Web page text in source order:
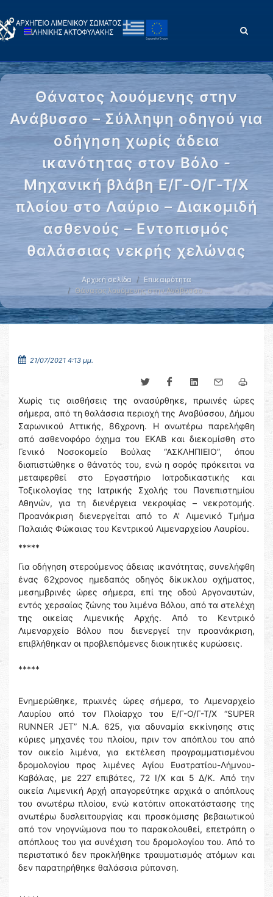
Θάνατος λουόμενης στην
Ανάβυσσο – Σύλληψη οδηγού για
οδήγηση χωρίς άδεια
ικανότητας στον Βόλο -
Μηχανική βλάβη Ε/Γ-Ο/Γ-Τ/Χ
πλοίου στο Λαύριο – Διακομιδή
ασθενούς – Εντοπισμός
θαλάσσιας νεκρής χελώνας
Αρχική σελίδα
Επικαιρότητα
Θάνατος λουόμενης στην Ανάβυσσο …
21/07/2021 4:13 μμ.
Χωρίς τις αισθήσεις της ανασύρθηκε, πρωινές ώρες
σήμερα, από τη θαλάσσια περιοχή της Αναβύσσου, Δήμου
Σαρωνικού Αττικής, 86χρονη. Η ανωτέρω παρελήφθη
από ασθενοφόρο όχημα του ΕΚΑΒ και διεκομίσθη στο
Γενικό Νοσοκομείο Βούλας “ΑΣΚΛΗΠΙΕΙΟ”, όπου
διαπιστώθηκε ο θάνατός του, ενώ η σορός πρόκειται να
μεταφερθεί στο Εργαστήριο Ιατροδικαστικής και
Τοξικολογίας της Ιατρικής Σχολής του Πανεπιστημίου
Αθηνών, για τη διενέργεια νεκροψίας – νεκροτομής.
Προανάκριση διενεργείται από το Α' Λιμενικό Τμήμα
Παλαιάς Φώκαιας του Κεντρικού Λιμεναρχείου Λαυρίου.
*****
Για οδήγηση στερούμενος άδειας ικανότητας, συνελήφθη
ένας 62χρονος ημεδαπός οδηγός δίκυκλου οχήματος,
μεσημβρινές ώρες σήμερα, επί της οδού Αργοναυτών,
εντός χερσαίας ζώνης του λιμένα Βόλου, από τα στελέχη
της οικείας Λιμενικής Αρχής. Από το Κεντρικό
Λιμεναρχείο Βόλου που διενεργεί την προανάκριση,
επιβλήθηκαν οι προβλεπόμενες διοικητικές κυρώσεις.
*****
Ενημερώθηκε, πρωινές ώρες σήμερα, το Λιμεναρχείο
Λαυρίου από τον Πλοίαρχο του Ε/Γ-Ο/Γ-Τ/Χ “SUPER
RUNNER JET” Ν.A. 625, για αδυναμία εκκίνησης στις
κύριες μηχανές του πλοίου, πριν τον απόπλου του από
τον οικείο λιμένα, για εκτέλεση προγραμματισμένου
δρομολογίου προς λιμένες Αγίου Ευστρατίου-Λήμνου-
Καβάλας, με 227 επιβάτες, 72 Ι/Χ και 5 Δ/Κ. Από την
οικεία Λιμενική Αρχή απαγορεύτηκε αρχικά ο απόπλους
του ανωτέρω πλοίου, ενώ κατόπιν αποκατάστασης της
ανωτέρω δυσλειτουργίας και προσκόμισης βεβαιωτικού
από τον νηογνώμονα που το παρακολουθεί, επετράπη ο
απόπλους του για συνέχιση του δρομολογίου του. Από το
περιστατικό δεν προκλήθηκε τραυματισμός ατόμων και
δεν παρατηρήθηκε θαλάσσια ρύπανση.